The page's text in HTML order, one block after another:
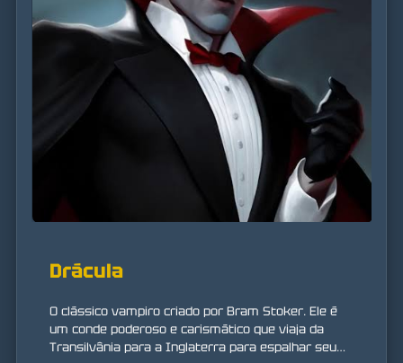
Drácula
O clássico vampiro criado por Bram Stoker. Ele é
um conde poderoso e carismático que viaja da
Transilvânia para a Inglaterra para espalhar seu